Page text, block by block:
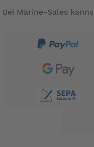
Bei Marine-Sales